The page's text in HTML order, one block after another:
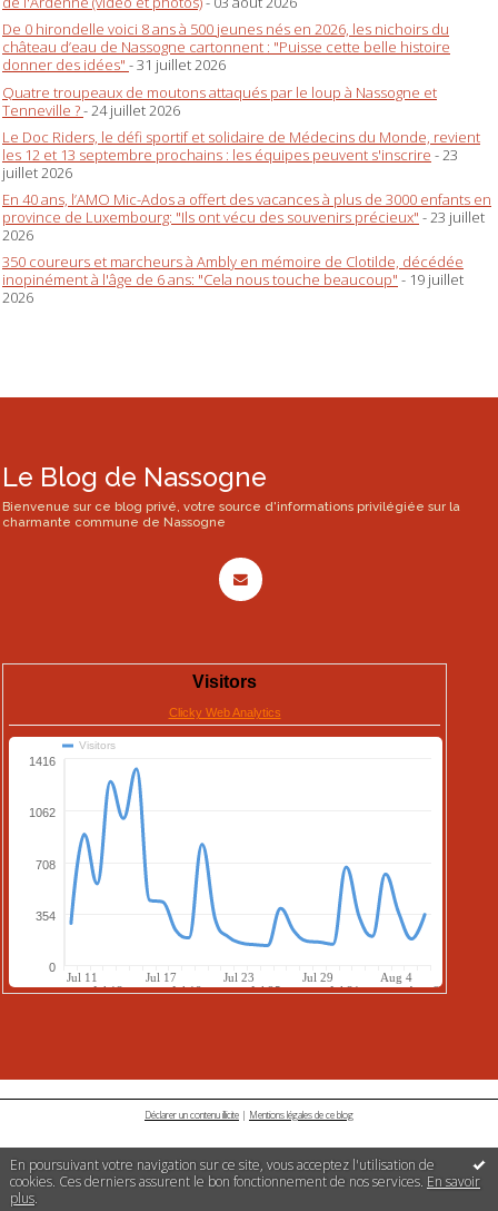
En poursuivant votre navigation sur ce site, vous acceptez l'utilisation de
cookies. Ces derniers assurent le bon fonctionnement de nos services. En savoir
plus.
De 0 hirondelle voici 8 ans à 500 jeunes nés en 2026, les nichoirs du
château d’eau de Nassogne cartonnent : "Puisse cette belle histoire
donner des idées" - 31 juillet 2026
Quatre troupeaux de moutons attaqués par le loup à Nassogne et
Tenneville ?- 24 juillet 2026
Le Doc Riders, le défi sportif et solidaire de Médecins du Monde, revient
les 12 et 13 septembre prochains : les équipes peuvent s'inscrire - 23
juillet 2026
En 40 ans, l’AMO Mic-Ados a offert des vacances à plus de 3000 enfants en
province de Luxembourg: "Ils ont vécu des souvenirs précieux" - 23 juillet
2026
350 coureurs et marcheurs à Ambly en mémoire de Clotilde, décédée
inopinément à l'âge de 6 ans: "Cela nous touche beaucoup" - 19 juillet
2026
Le Blog de Nassogne
Bienvenue sur ce blog privé, votre source d'informations privilégiée sur la
charmante commune de Nassogne
Déclarer un contenu illicite | Mentions légales de ce blog